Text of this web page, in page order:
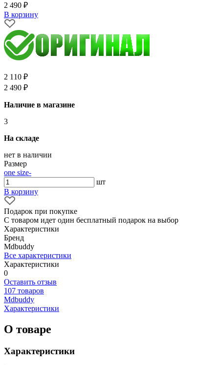
2 490 ₽
В корзину
2 110 ₽
2 490 ₽
Наличие в магазине
3
На складе
нет в наличии
Размер
one size-
шт
В корзину
Подарок при покупке
С товаром идет один бесплатный подарок на выбор
Характеристики
Бренд
Mdbuddy
Все характеристики
Характеристики
0
Оставить отзыв
107 товаров
Mdbuddy
Характеристики
О товаре
Характеристики